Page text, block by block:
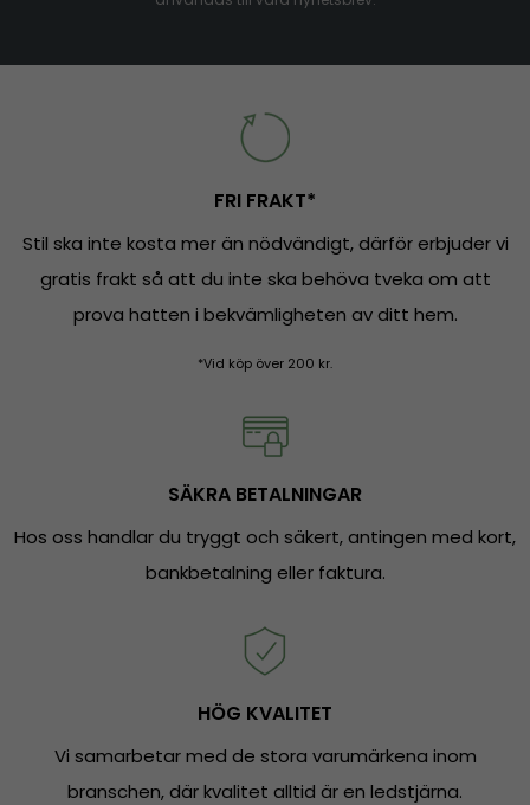
FRI FRAKT*
Stil ska inte kosta mer än nödvändigt, därför erbjuder vi
gratis frakt så att du inte ska behöva tveka om att
prova hatten i bekvämligheten av ditt hem.
*Vid köp över 200 kr.
SÄKRA BETALNINGAR
Hos oss handlar du tryggt och säkert, antingen med kort,
bankbetalning eller faktura.
HÖG KVALITET
Vi samarbetar med de stora varumärkena inom
branschen, där kvalitet alltid är en ledstjärna.